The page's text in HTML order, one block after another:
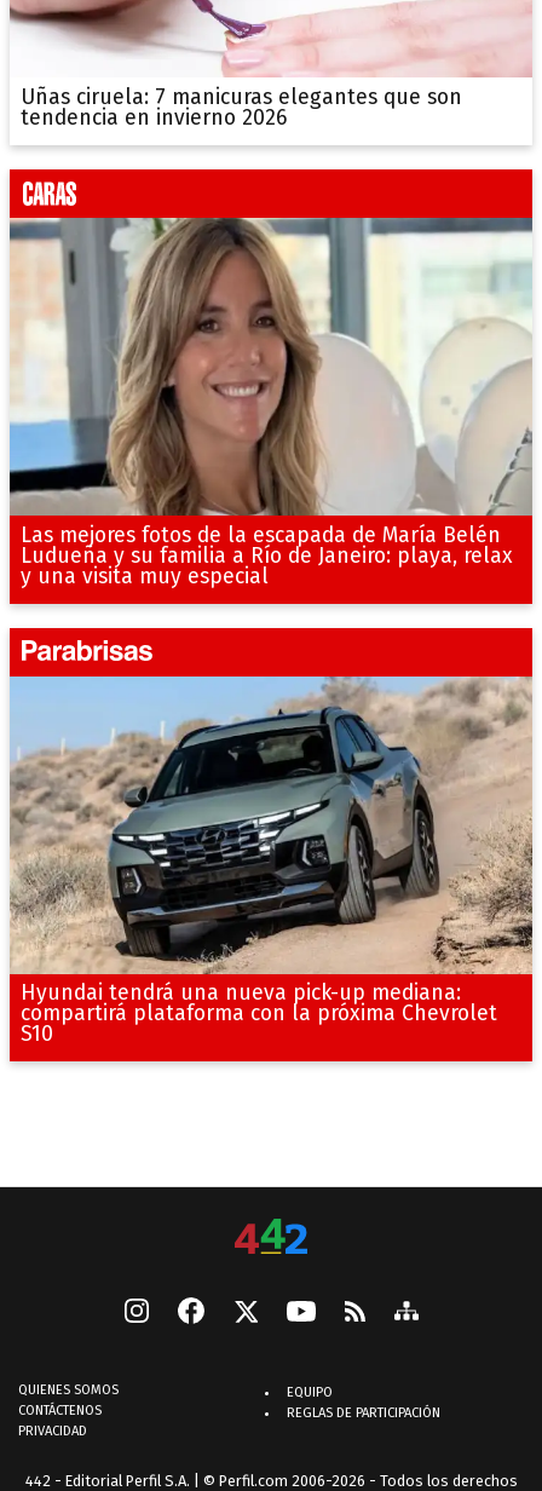
Uñas ciruela: 7 manicuras elegantes que son
tendencia en invierno 2026
Las mejores fotos de la escapada de María Belén
Ludueña y su familia a Río de Janeiro: playa, relax
y una visita muy especial
Hyundai tendrá una nueva pick-up mediana:
compartirá plataforma con la próxima Chevrolet
S10
QUIENES SOMOS
CONTÁCTENOS
PRIVACIDAD
EQUIPO
REGLAS DE PARTICIPACIÓN
442 - Editorial Perfil S.A. | © Perfil.com 2006-2026 - Todos los derechos